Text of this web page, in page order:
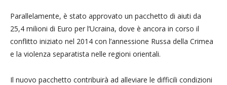
Parallelamente, è stato approvato un pacchetto di aiuti da
25,4 milioni di Euro per l’Ucraina, dove è ancora in corso il
conflitto iniziato nel 2014 con l’annessione Russa della Crimea
e la violenza separatista nelle regioni orientali.
Il nuovo pacchetto contribuirà ad alleviare le difficili condizioni